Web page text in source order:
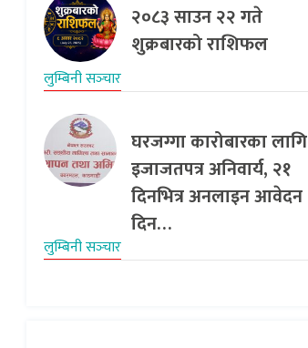
२०८३ साउन २२ गते
शुक्रबारको राशिफल
लुम्बिनी सञ्‍चार
घरजग्गा कारोबारका लागि
इजाजतपत्र अनिवार्य, २१
दिनभित्र अनलाइन आवेदन
दिन…
लुम्बिनी सञ्‍चार